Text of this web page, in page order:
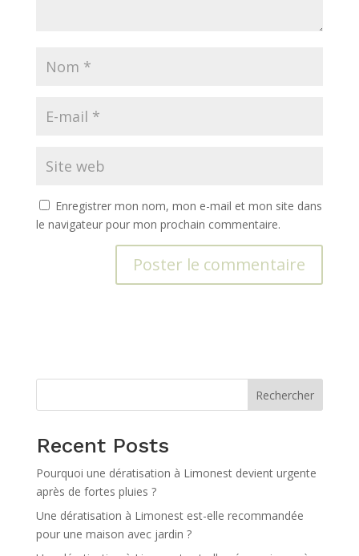
Enregistrer mon nom, mon e-mail et mon site dans
le navigateur pour mon prochain commentaire.
e
:
Rechercher
Recent Posts
Pourquoi une dératisation à Limonest devient urgente
après de fortes pluies ?
Une dératisation à Limonest est-elle recommandée
pour une maison avec jardin ?